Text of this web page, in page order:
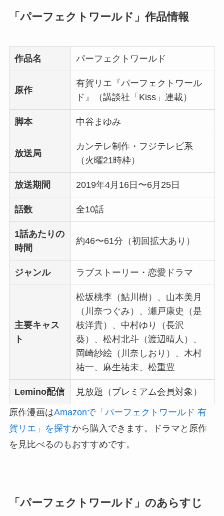
「パーフェクトワールド」作品情報
作品名 パーフェクトワールド
原作
有賀リエ『パーフェクトワール
ド』（講談社「Kiss」連載）
脚本 中谷まゆみ
放送局
カンテレ制作・フジテレビ系
（火曜21時枠）
放送期間 2019年4月16日〜6月25日
話数 全10話
1話あたりの
時間
約46〜61分（初回拡大あり）
ジャンル ラブストーリー・恋愛ドラマ
主要キャス
ト
松坂桃李（鮎川樹）、山本美月
（川奈つぐみ）、瀬戸康史（是
枝洋貴）、中村ゆり（長沢
葵）、松村北斗（渡辺晴人）、
岡崎紗絵（川奈しおり）、木村
祐一、麻生祐未、松重豊
Lemino配信 見放題（プレミアム会員対象）
原作漫画はAmazonで「パーフェクトワールド 有
賀リエ」を探すから購入できます。ドラマと原作
を見比べるのもおすすめです。
「パーフェクトワールド」のあらすじ